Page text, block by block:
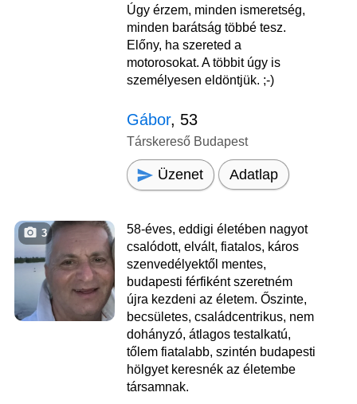
Úgy érzem, minden ismeretség,
minden barátság többé tesz.
Előny, ha szereted a
motorosokat. A többit úgy is
személyesen eldöntjük. ;-)
Gábor, 53
Társkereső Budapest
Üzenet Adatlap
3
58-éves, eddigi életében nagyot
csalódott, elvált, fiatalos, káros
szenvedélyektől mentes,
budapesti férfiként szeretném
újra kezdeni az életem. Őszinte,
becsületes, családcentrikus, nem
dohányzó, átlagos testalkatú,
tőlem fiatalabb, szintén budapesti
hölgyet keresnék az életembe
társamnak.